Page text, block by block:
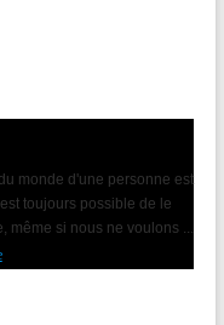
monde d'une personne est
toujours possible de le
même si nous ne voulons ...